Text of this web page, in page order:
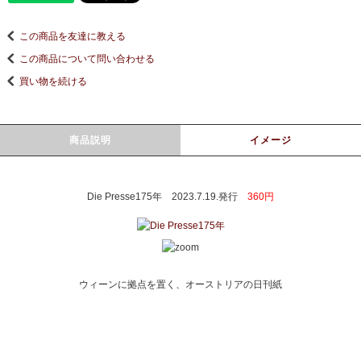
この商品を友達に教える
この商品について問い合わせる
買い物を続ける
商品説明 イメージ
Die Presse175年 2023.7.19.発行 360円
ウィーンに拠点を置く、オーストリアの日刊紙